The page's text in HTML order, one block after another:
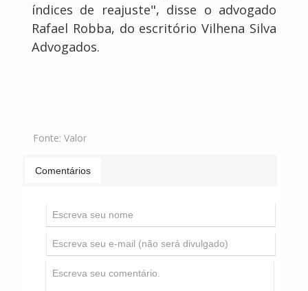
índices de reajuste", disse o advogado
Rafael Robba, do escritório Vilhena Silva
Advogados.
Fonte: Valor
Comentários